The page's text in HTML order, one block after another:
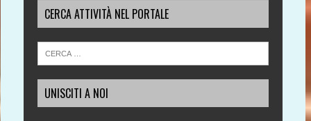
CERCA ATTIVITÀ NEL PORTALE
UNISCITI A NOI